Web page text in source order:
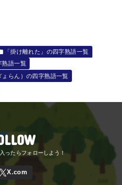
「掛け離れた」の四字熟語一覧
熟語一覧
らん）の四字熟語一覧